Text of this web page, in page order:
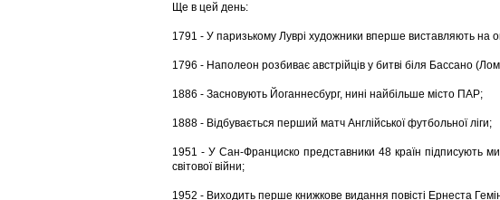
Ще в цей день:
1791 - У паризькому Луврі художники вперше виставляють на
1796 - Наполеон розбиває австрійців у битві біля Бассано
1886 - Засновують Йоганнесбург, нині найбільше місто ПАР;
1888 - Відбувається перший матч Англійської футбольної ліги;
1951 - У Сан-Франциско представники 48 країн підписують
світової війни;
1952 - Виходить перше книжкове видання повісті Ернеста